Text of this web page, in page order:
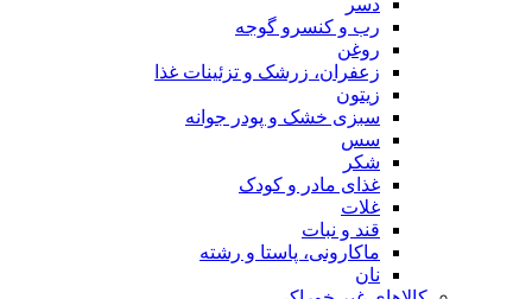
رب و کنسرو گوجه
روغن
زعفران، زرشک و تزئینات غذا
زیتون
سبزی خشک و پودر جوانه
سس
شکر
غذای مادر و کودک
غلات
قند و نبات
ماکارونی، پاستا و رشته
نان